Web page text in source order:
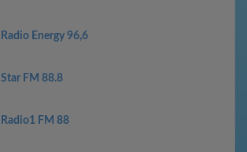
Radio Energy 96,6
Star FM 88.8
Radio1 FM 88